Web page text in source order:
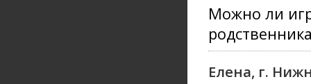
Можно ли
Елена, г.